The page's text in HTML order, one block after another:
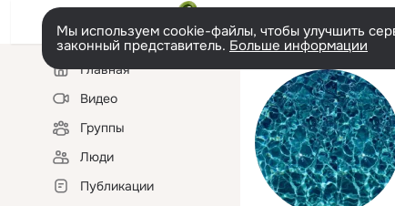
Мы используем cookie-файлы, чтобы улучшить
законный представитель. Больше информации
Левая
колонкаГлавная
Видео
Группы
Люди
Публикации